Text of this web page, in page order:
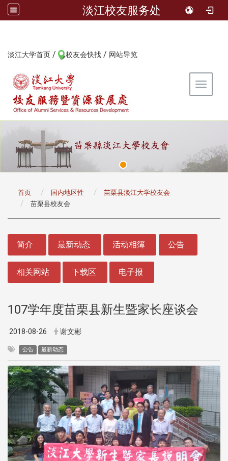
淡江校友服务处
淡江大学首页 / 校友会快找 / 网站导览
Toggle
首页 国内地区性
苗栗县淡江大学校友会
苗栗县校友会
简介 最新动态 活动相簿 公告
相关网站 下载区 电子报
107学年度苗栗县新生暨家长座谈会
2018-08-26 谢文彬
公告 最新动态